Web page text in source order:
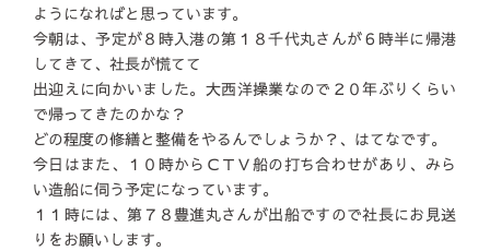
ようになればと思っています。
今朝は、予定が８時入港の第１８千代丸さんが６時半に帰港
してきて、社長が慌てて
出迎えに向かいました。大西洋操業なので２０年ぶりくらい
で帰ってきたのかな？
どの程度の修繕と整備をやるんでしょうか？、はてなです。
今日はまた、１０時からＣＴＶ船の打ち合わせがあり、みら
い造船に伺う予定になっています。
１１時には、第７８豊進丸さんが出船ですので社長にお見送
りをお願いします。